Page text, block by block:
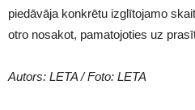
piedāvāja konkrētu izglītojamo
otro nosakot, pamatojoties uz
Autors: LETA / Foto: LETA